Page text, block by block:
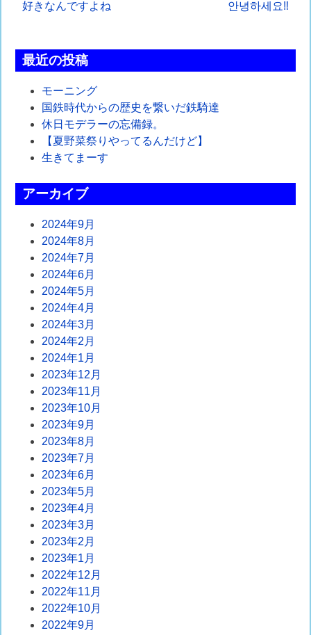
投
ナ
ビ
ゲ
ー
シ
ョ
ン
好きなんですよね 안녕하세요‼︎
最近の投稿
モーニング
国鉄時代からの歴史を繋いだ鉄騎達
休日モデラーの忘備録。
【夏野菜祭りやってるんだけど】
生きてまーす
アーカイブ
2024年9月
2024年8月
2024年7月
2024年6月
2024年5月
2024年4月
2024年3月
2024年2月
2024年1月
2023年12月
2023年11月
2023年10月
2023年9月
2023年8月
2023年7月
2023年6月
2023年5月
2023年4月
2023年3月
2023年2月
2023年1月
2022年12月
2022年11月
2022年10月
2022年9月